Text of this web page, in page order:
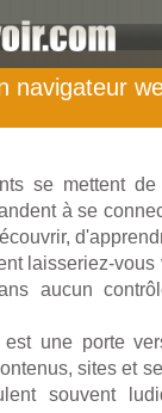
navigateur
se mettent
à se
laisseriez-
aucun
une porte
sites et
souvent